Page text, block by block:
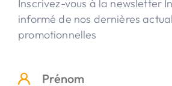
Inscrivez-vous à la newsletter
informé de nos dernières
promotionnelles